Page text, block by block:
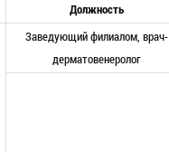
Должность
Заведующий филиалом, врач-
дерматовенеролог